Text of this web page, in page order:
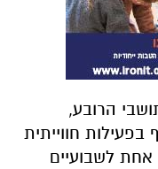
הרובע,
חווייתית
לשבועיים